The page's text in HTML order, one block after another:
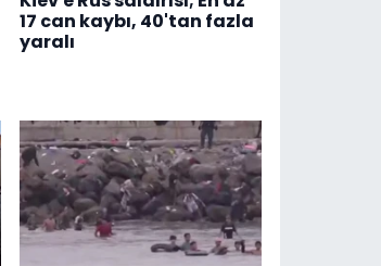
17 can kaybı, 40'tan fazla
yaralı